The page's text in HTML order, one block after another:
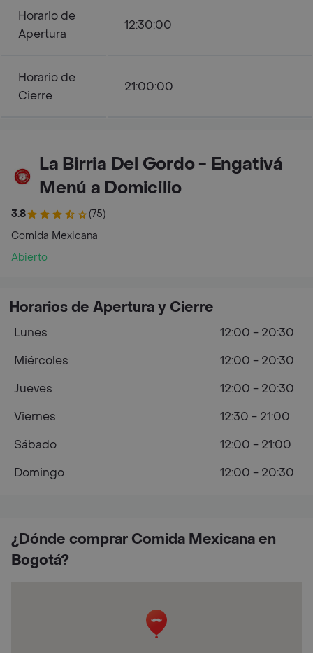
Horario de
Apertura
12:30:00
Horario de
Cierre
21:00:00
La Birria Del Gordo - Engativá
Menú a Domicilio
3.8
(75)
Comida Mexicana
Abierto
¿Dónde comprar Comida Mexicana en
Bogotá?
Horarios de Apertura y Cierre
Lunes
12:00 - 20:30
Miércoles
12:00 - 20:30
Jueves
12:00 - 20:30
Viernes
12:30 - 21:00
Sábado
12:00 - 21:00
Domingo
12:00 - 20:30